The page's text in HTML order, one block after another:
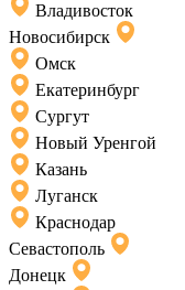
Владивосток
Новосибирск
Омск
Екатеринбург
Сургут
Новый Уренгой
Казань
Луганск
Краснодар
Севастополь
Донецк